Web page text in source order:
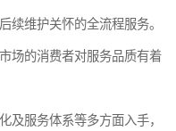
续维护关怀的全流程服务。
场的消费者对服务品质有着
及服务体系等多方面入手，